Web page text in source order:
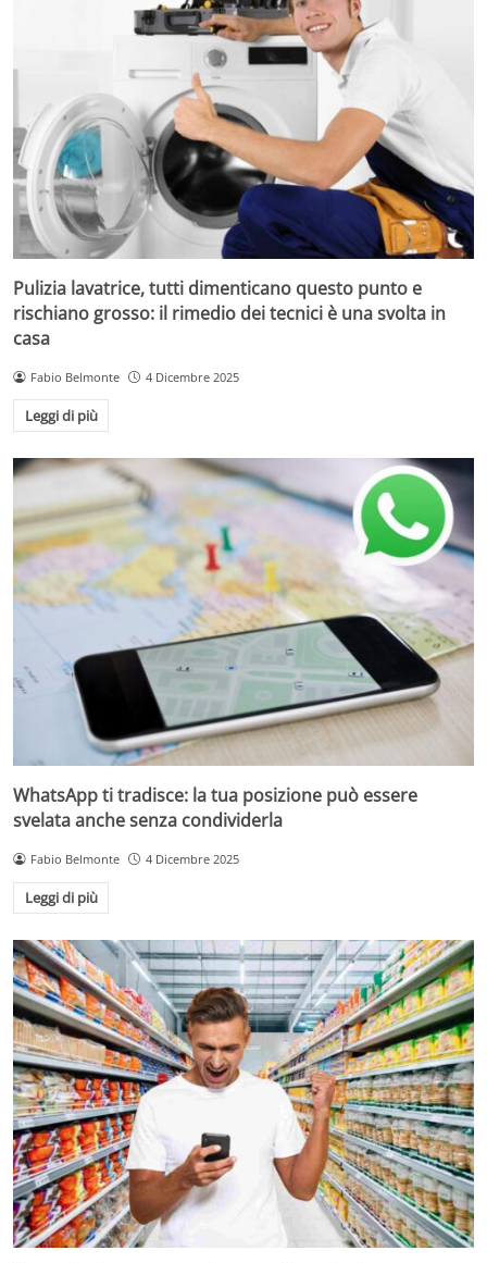
Pulizia lavatrice, tutti dimenticano questo punto e
rischiano grosso: il rimedio dei tecnici è una svolta in
casa
Fabio Belmonte 4 Dicembre 2025
Leggi di più
WhatsApp ti tradisce: la tua posizione può essere
svelata anche senza condividerla
Fabio Belmonte 4 Dicembre 2025
Leggi di più